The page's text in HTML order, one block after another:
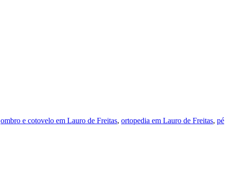
ombro e cotovelo em Lauro de Freitas, ortopedia em Lauro de Freitas, pé